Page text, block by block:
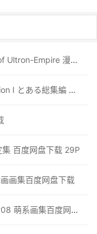
The Harbinger 008 (2022) digital Son of Ultron-Empire 漫画 百度网盘下载
Chillin Party Raika9 A Certain Compilation I とある総集編 百度云下载
百度网盘下载 29P
画集百度网盘下载
MILK BAR シロガネヒナ MILK CANDY #08 萌系画集百度网盘下载